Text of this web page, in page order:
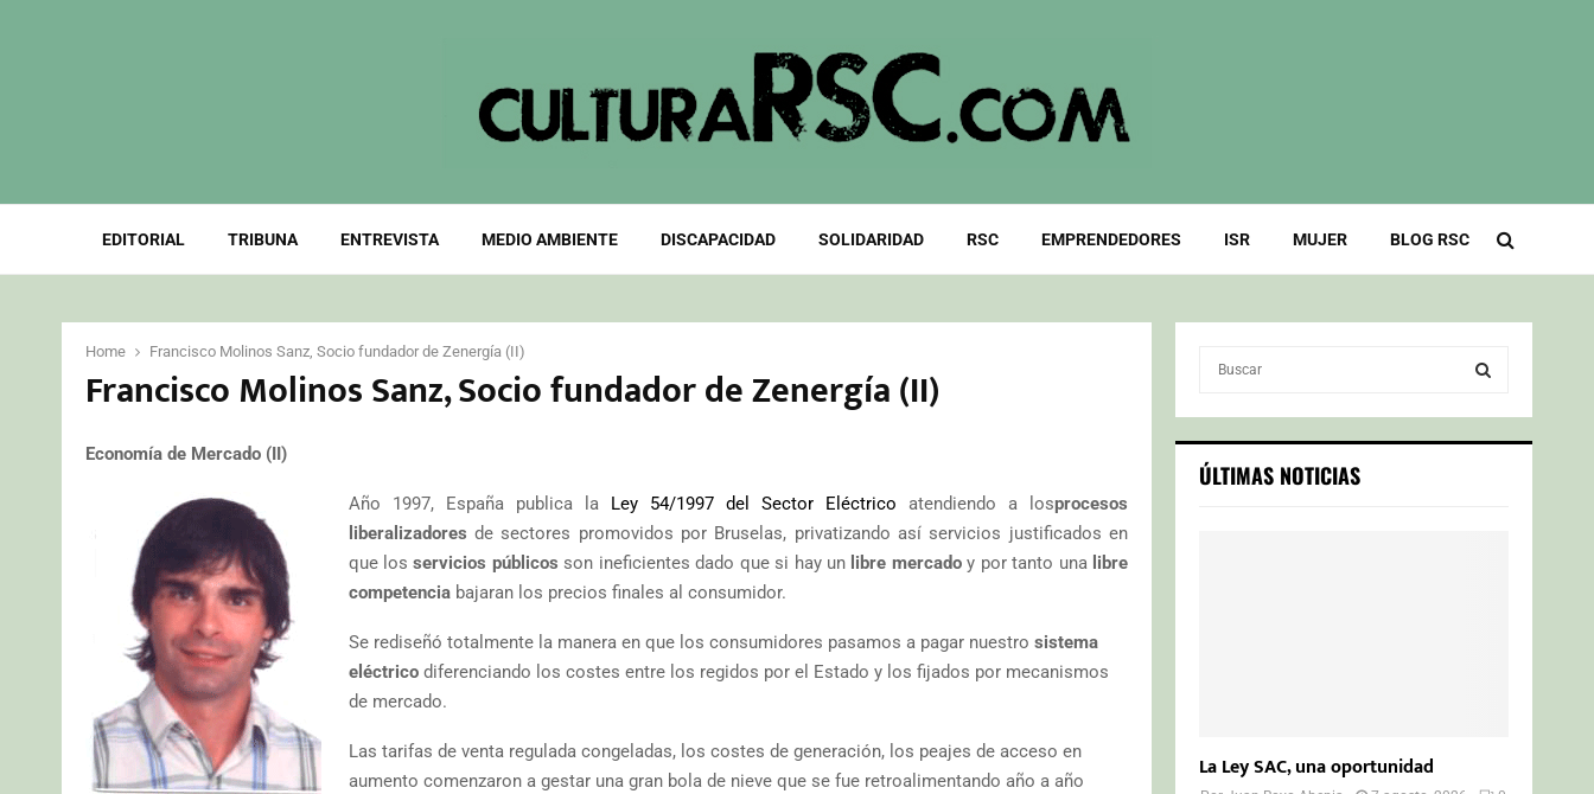
EDITORIAL TRIBUNA ENTREVISTA MEDIO AMBIENTE DISCAPACIDAD SOLIDARIDAD RSC EMPRENDEDORES ISR MUJER BLOG RSC
Home Francisco Molinos Sanz, Socio fundador de Zenergía (II)
Francisco Molinos Sanz, Socio fundador de Zenergía (II)
Economía de Mercado (II)
Año 1997, España publica la Ley 54/1997 del Sector Eléctrico atendiendo a losprocesos
liberalizadores de sectores promovidos por Bruselas, privatizando así servicios justificados en
que losservicios públicos son ineficientes dado que si hay un libre mercadoy por tanto una libre
competenciabajaran los precios finales al consumidor.
Se rediseñó totalmente la manera en que los consumidores pasamos a pagar nuestro sistema
eléctricodiferenciando los costes entre los regidos por el Estado y los fijados por mecanismos
de mercado.
Las tarifas de venta regulada congeladas, los costes de generación, los peajes de acceso en
aumento comenzaron a gestar una gran bola de nieve que se fue retroalimentando año a año
c
h
S
ÚLTIMAS NOTICIAS
La Ley SAC, una oportunidad